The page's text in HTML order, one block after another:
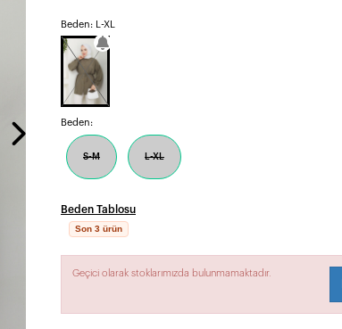
Beden: L-XL
Beden:
S-M L-XL
Beden Tablosu
Son 3 ürün
Geçici olarak stoklarımızda bulunmamaktadır.